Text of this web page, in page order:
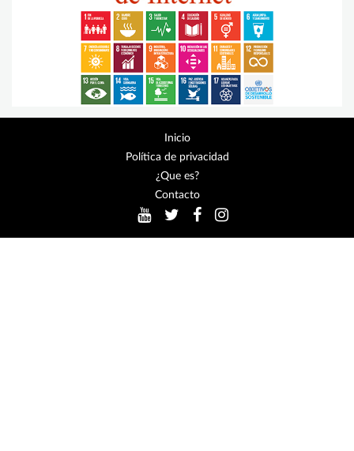
Inicio
Política de privacidad
¿Que es?
Contacto